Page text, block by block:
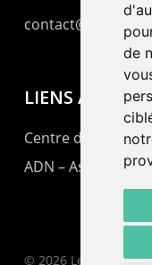
de
LIENS AMIS
Centre de culture
ADN –
© 2026 Le Pommier.